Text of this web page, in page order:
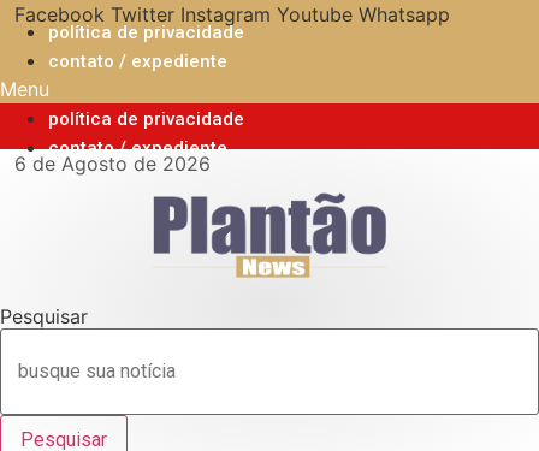
para
conteúdo
Facebook Twitter Instagram Youtube Whatsapp
política de privacidade
contato / expediente
Menu
política de privacidade
contato / expediente
6 de Agosto de 2026
Pesquisar
Pesquisar